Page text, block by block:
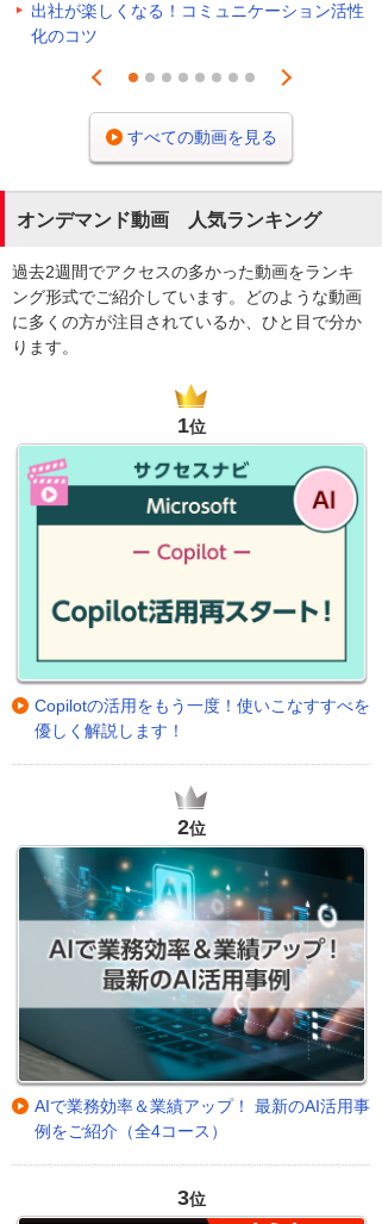
出社が楽しくなる！コミュニケーション活性
化のコツ
Prev
1 2 3 4 5 6 7 8
Next
すべての動画を見る
オンデマンド動画 人気ランキング
過去2週間でアクセスの多かった動画をランキ
ング形式でご紹介しています。どのような動画
に多くの方が注目されているか、ひと目で分か
ります。
1位
Copilotの活用をもう一度！使いこなすすべを
優しく解説します！
2位
AIで業務効率＆業績アップ！ 最新のAI活用事
例をご紹介（全4コース）
3位